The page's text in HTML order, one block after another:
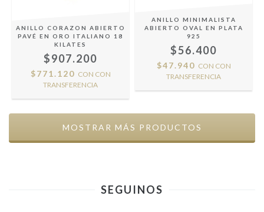
ANILLO CORAZON ABIERTO
PAVÉ EN ORO ITALIANO 18
KILATES
$907.200
$771.120 CON CON
TRANSFERENCIA
ANILLO MINIMALISTA
ABIERTO OVAL EN PLATA
925
$56.400
$47.940 CON CON
TRANSFERENCIA
MOSTRAR MÁS PRODUCTOS
SEGUINOS